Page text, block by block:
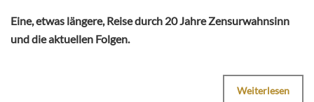
Eine, etwas längere, Reise durch 20 Jahre Zensurwahnsinn
und die aktuellen Folgen.
Weiterlesen